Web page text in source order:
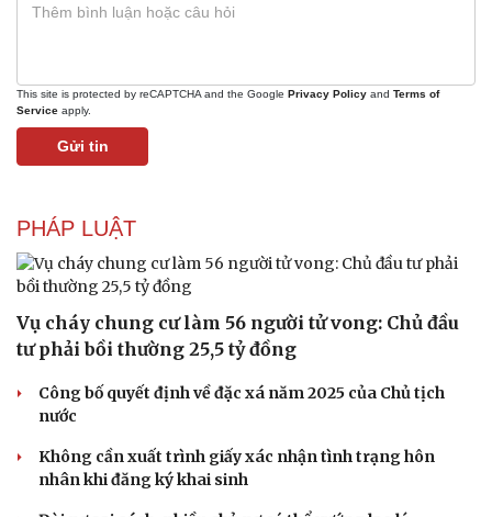
Vì cộng đồng
Sức khỏe
Dinh dưỡng - món ngon
Cây thuốc
Sản phụ khoa
Đời sống
Blog
Tình yêu - Gia đình
This site is protected by reCAPTCHA and the Google Privacy Policy and Terms of
Service apply.
Gửi tin
PHÁP LUẬT
Vụ cháy chung cư làm 56 người tử vong: Chủ đầu
tư phải bồi thường 25,5 tỷ đồng
Công bố quyết định về đặc xá năm 2025 của Chủ tịch
nước
Không cần xuất trình giấy xác nhận tình trạng hôn
nhân khi đăng ký khai sinh